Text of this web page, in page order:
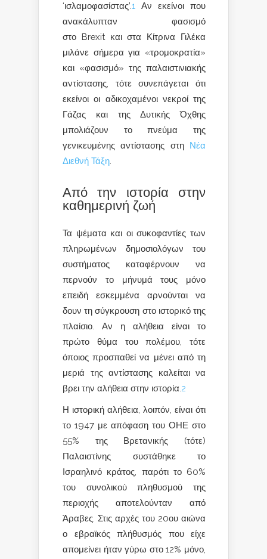
‘ισλαμοφασίστας’.1
Αν εκείνοι που
ανακάλυπταν φασισμό
στο Brexitκαι στα Κίτρινα Γιλέκα
μιλάνε σήμερα για «τρομοκρατία»
και «φασισμό» της παλαιστινιακής
αντίστασης, τότε συνεπάγεται ότι
εκείνοι οι αδικοχαμένοι νεκροί της
Γάζας και της Δυτικής Όχθης
μπολιάζουν το πνεύμα της
γενικευμένης αντίστασης στη Νέα
Διεθνή Τάξη.
Από την ιστορία στην
καθημερινή ζωή
Τα ψέματα και οι συκοφαντίες των
πληρωμένων δημοσιολόγων του
συστήματος καταφέρνουν να
περνούν το μήνυμά τους μόνο
επειδή εσκεμμένα αρνούνται να
δουν τη σύγκρουση στο ιστορικό της
πλαίσιο. Αν η αλήθεια είναι το
πρώτο θύμα του πολέμου, τότε
όποιος προσπαθεί να μένει από τη
μεριά της αντίστασης καλείται να
βρει την αλήθεια στην ιστορία.2
Η ιστορική αλήθεια, λοιπόν, είναι ότι
το 1947 με απόφαση του ΟΗΕ στο
55% της Βρετανικής (τότε)
Παλαιστίνης συστάθηκε το
Ισραηλινό κράτος, παρότι το 60%
του συνολικού πληθυσμού της
περιοχής αποτελούνταν από
Άραβες. Στις αρχές του 20ου αιώνα
ο εβραϊκός πλήθυσμός που είχε
απομείνει ήταν γύρω στο 12% μόνο,